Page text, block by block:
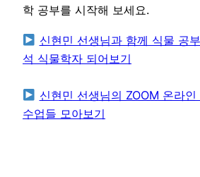
학 공부를 시작해 보세요.
신현민 선생님과 함께 식물 공
석 식물학자 되어보기
신현민 선생님의 ZOOM 온라
수업들 모아보기